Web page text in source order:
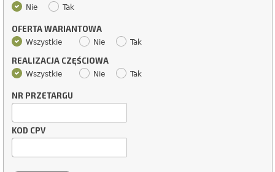
Nie Tak
OFERTA WARIANTOWA
Wszystkie Nie Tak
REALIZACJA CZĘŚCIOWA
Wszystkie Nie Tak
NR PRZETARGU
KOD CPV